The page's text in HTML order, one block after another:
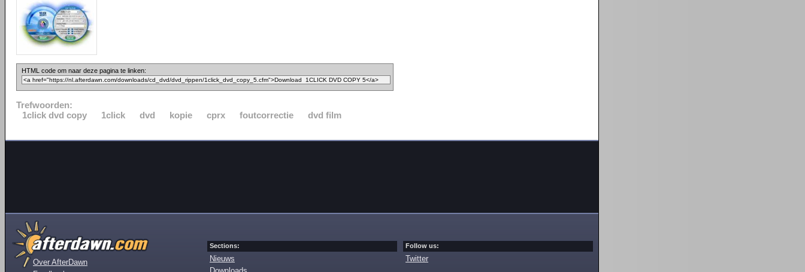
HTML code om naar deze pagina te linken:
Trefwoorden:
1click dvd copy
1click dvd kopie cprx foutcorrectie dvd film
Over AfterDawn
Sections:
Nieuws
Follow us:
Twitter